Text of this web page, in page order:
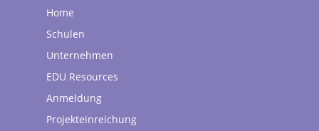
Home
Schulen
Unternehmen
EDU Resources
Anmeldung
Projekteinreichung